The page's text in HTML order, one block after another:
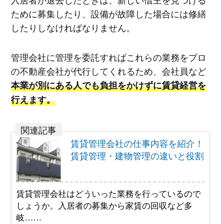
ために募集したり、設備が故障した場合には修繕
したりしなければなりません。
管理会社に管理を委託すればこれらの業務をプロ
の不動産会社が代行してくれるため、会社員など
本業が別にある人でも負担をかけずに賃貸経営を
行えます。
賃貸管理会社の仕事内容を紹介！
賃貸管理・建物管理の違いと役割
賃貸管理会社はどういった業務を行っているので
しょうか。入居者の募集から家賃の回収など多
岐……